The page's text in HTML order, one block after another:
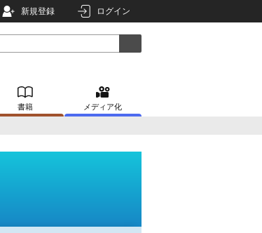
新規登録 ログイン
書籍 メディア化